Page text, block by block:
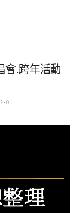
會.跨年活動
01